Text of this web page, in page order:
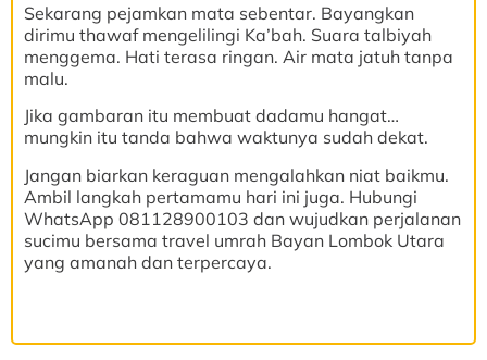
Sekarang pejamkan mata sebentar. Bayangkan
dirimu thawaf mengelilingi Ka’bah. Suara talbiyah
menggema. Hati terasa ringan. Air mata jatuh tanpa
malu.
Jika gambaran itu membuat dadamu hangat…
mungkin itu tanda bahwa waktunya sudah dekat.
Jangan biarkan keraguan mengalahkan niat baikmu.
Ambil langkah pertamamu hari ini juga. Hubungi
WhatsApp 081128900103 dan wujudkan perjalanan
sucimu bersama travel umrah Bayan Lombok Utara
yang amanah dan terpercaya.